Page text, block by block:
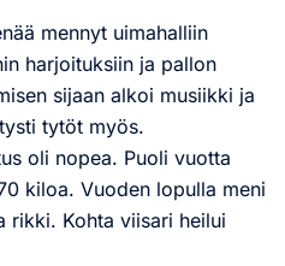
mennyt uimahalliin
harjoituksiin ja pallon
sijaan alkoi musiikki ja
tytöt myös.
oli nopea. Puoli vuotta
kiloa. Vuoden lopulla meni
rikki. Kohta viisari heilui